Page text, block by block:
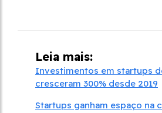
Leia mais:
Investimentos em startups
cresceram 300% desde 2019
Startups ganham espaço na